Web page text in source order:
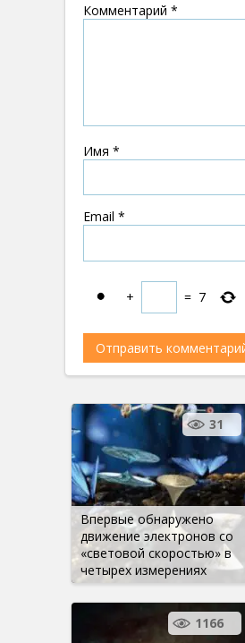
Комментарий *
Имя *
Email *
+ = 7
Впервые обнаружено
движение электронов со
«световой скоростью» в
четырех измерениях
31
1166